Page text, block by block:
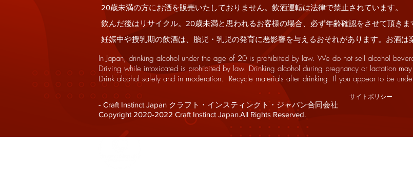
妊娠中や授乳期の飲酒は、胎児・乳児の発育に悪影響を与えるおそれがあります。お酒は
20歳未満の方にお酒を販売いたしておりません。飲酒運転は法律で禁止されています。
飲んだ後はリサイクル。20歳未満と思われるお客様の場合、必ず年齢確認をさせて頂きま
In Japan, drinking alcohol under the age of 20 is prohibited by law. We do not sell alcohol
Driving while intoxicated is prohibited by law. Drinking alcohol during pregnancy or lactation
Drink alcohol safely and in moderation. Recycle materials after drinking. If you appear to be
- Craft Instinct Japan クラフト・インスティンクト・ジャパン合同会社
Copyright 2020-2022 Craft Instinct Japan.​All Rights Reserved.
サイトポリシー